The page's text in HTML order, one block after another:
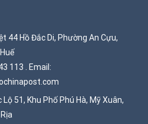
44 Hồ Đắc Di, Phường An Cựu,
113 . Email:
Lộ 51, Khu Phố Phú Hà, Mỹ Xuân,